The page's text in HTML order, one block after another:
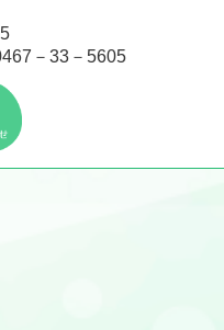
－33－5605